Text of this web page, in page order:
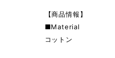
【商品情報】
■Material
コットン